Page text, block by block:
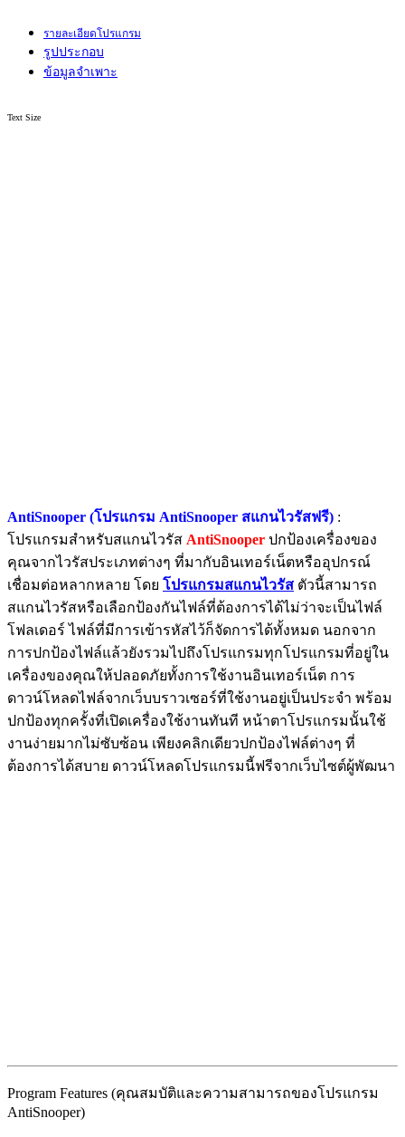
รายละเอียดโปรแกรม
รูปประกอบ
ข้อมูลจำเพาะ
Text Size
AntiSnooper (โปรแกรม AntiSnooper สแกนไวรัสฟรี) :
โปรแกรมสำหรับสแกนไวรัส AntiSnooper ปกป้องเครื่องของ
คุณจากไวรัสประเภทต่างๆ ที่มากับอินเทอร์เน็ตหรืออุปกรณ์
เชื่อมต่อหลากหลาย โดย โปรแกรมสแกนไวรัส ตัวนี้สามารถ
สแกนไวรัสหรือเลือกป้องกันไฟล์ที่ต้องการได้ไม่ว่าจะเป็นไฟล์
โฟลเดอร์ ไฟล์ที่มีการเข้ารหัสไว้ก็จัดการได้ทั้งหมด นอกจาก
การปกป้องไฟล์แล้วยังรวมไปถึงโปรแกรมทุกโปรแกรมที่อยู่ใน
เครื่องของคุณให้ปลอดภัยทั้งการใช้งานอินเทอร์เน็ต การ
ดาวน์โหลดไฟล์จากเว็บบราวเซอร์ที่ใช้งานอยู่เป็นประจำ พร้อม
ปกป้องทุกครั้งที่เปิดเครื่องใช้งานทันที หน้าตาโปรแกรมนั้นใช้
งานง่ายมากไม่ซับซ้อน เพียงคลิกเดียวปกป้องไฟล์ต่างๆ ที่
ต้องการได้สบาย ดาวน์โหลดโปรแกรมนี้ฟรีจากเว็บไซต์ผู้พัฒนา
Program Features (คุณสมบัติและความสามารถของโปรแกรม
AntiSnooper)